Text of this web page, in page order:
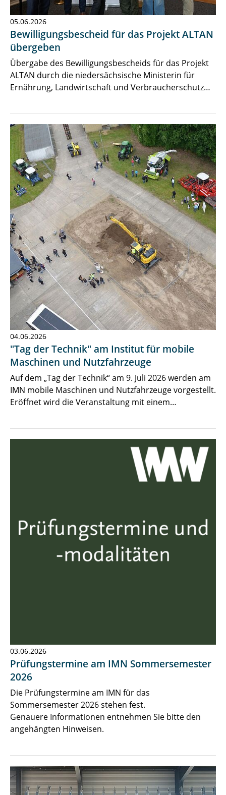
05.06.2026
Bewilligungsbescheid für das Projekt ALTAN
übergeben
Übergabe des Bewilligungsbescheids für das Projekt
ALTAN durch die niedersächsische Ministerin für
Ernährung, Landwirtschaft und Verbraucherschutz…
04.06.2026
"Tag der Technik" am Institut für mobile
Maschinen und Nutzfahrzeuge
Auf dem „Tag der Technik“ am 9. Juli 2026 werden am
IMN mobile Maschinen und Nutzfahrzeuge vorgestellt.
Eröffnet wird die Veranstaltung mit einem…
03.06.2026
Prüfungstermine am IMN Sommersemester
2026
Die Prüfungstermine am IMN für das
Sommersemester 2026 stehen fest.
Genauere Informationen entnehmen Sie bitte den
angehängten Hinweisen.